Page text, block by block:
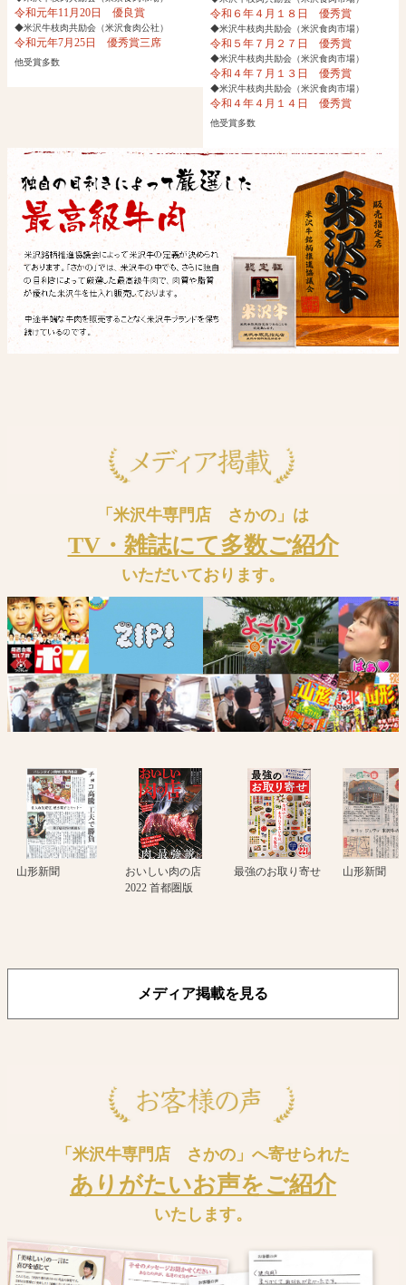
令和元年11月20日 優良賞
◆米沢牛枝肉共励会（米沢食肉公社）
令和元年7月25日 優秀賞三席
他受賞多数
令和６年４月１８日 優秀賞
◆米沢牛枝肉共励会（米沢食肉市場）
令和５年７月２７日 優秀賞
◆米沢牛枝肉共励会（米沢食肉市場）
令和４年７月１３日 優秀賞
◆米沢牛枝肉共励会（米沢食肉市場）
令和４年４月１４日 優秀賞
他受賞多数
「米沢牛専門店 さかの」は
TV・雑誌にて多数ご紹介
いただいております。
山形新聞
おいしい肉の店
2022 首都圏版
最強のお取り寄せ 山形新聞
メディア掲載を見る
「米沢牛専門店 さかの」へ寄せられた
ありがたいお声をご紹介
いたします。